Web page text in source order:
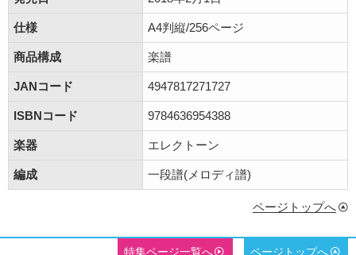
仕様 A4判縦/256ページ
商品構成 楽譜
JANコード 4947817271727
ISBNコード 9784636954388
楽器 エレクトーン
編成 一段譜(メロディ譜)
ページトップへ
特集ページ一覧へ ページトップへ